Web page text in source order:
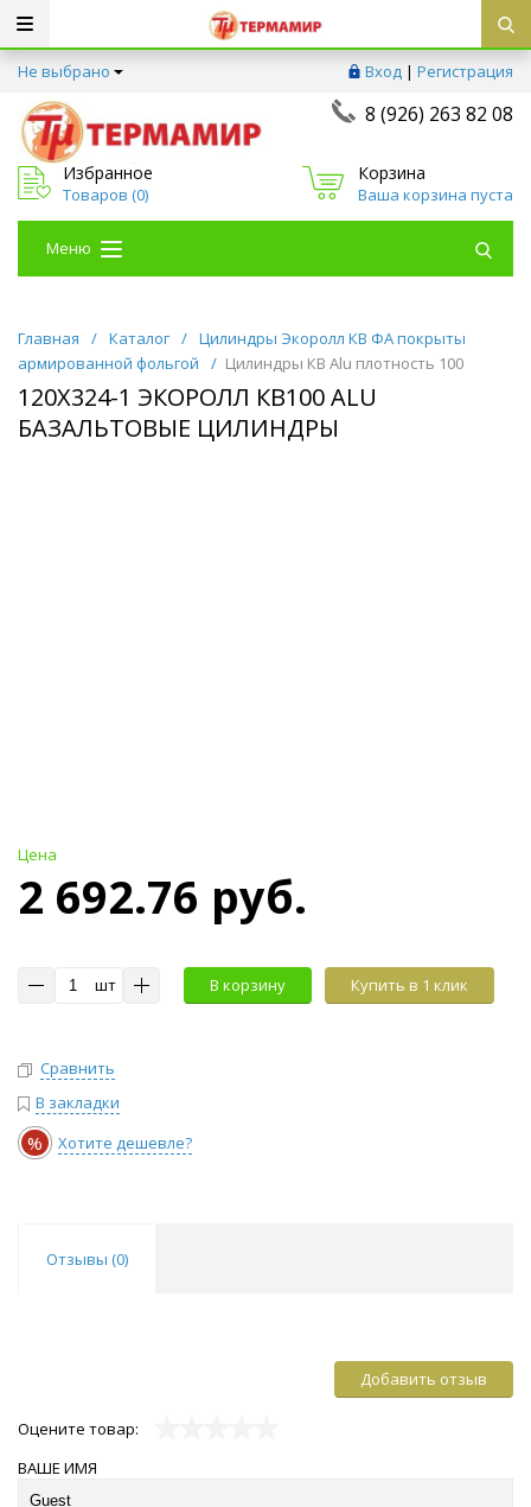
Не выбрано Вход | Регистрация
8 (926) 263 82 08
Избранное
Товаров (0)
Корзина
Ваша корзина пуста
Меню
Главная / Каталог / Цилиндры Экоролл КВ ФА покрыты
армированной фольгой
/ Цилиндры КВ Alu плотность 100
120Х324-1 ЭКОРОЛЛ КВ100 ALU
БАЗАЛЬТОВЫЕ ЦИЛИНДРЫ
Цена
2 692.76 руб.
шт В корзину Купить в 1 клик
Сравнить
В закладки
% Хотите дешевле?
Отзывы (0)
Добавить отзыв
Оцените товар:
ВАШЕ ИМЯ